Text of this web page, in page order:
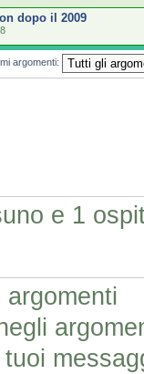
dopo il 2009
argomenti:
e 1
argomenti